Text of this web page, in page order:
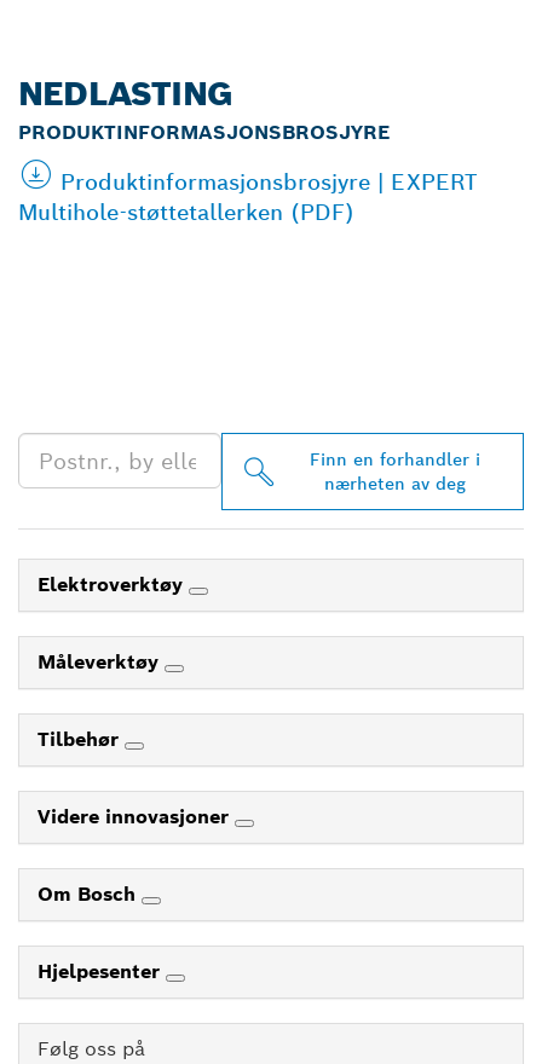
NEDLASTING
PRODUKTINFORMASJONSBROSJYRE
Produktinformasjonsbrosjyre | EXPERT
Multihole-støttetallerken (PDF)
Finn en forhandler i
nærheten av deg
Elektroverktøy
Måleverktøy
Tilbehør
Videre innovasjoner
Om Bosch
Hjelpesenter
Følg oss på